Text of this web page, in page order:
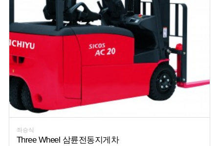
좌승식
Three Wheel 삼륜전동지게차